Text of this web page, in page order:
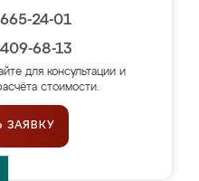
24-01
68-13
для консультации и
стоимости.
ЗАЯВКУ